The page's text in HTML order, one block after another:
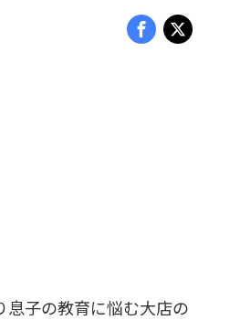
子の教育に悩む大店の